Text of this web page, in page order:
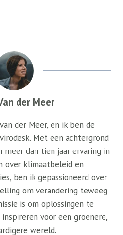
der Meer
der Meer, en ik ben de
Met een achtergrond
meer dan tien jaar ervaring in
over klimaatbeleid en
ben ik gepassioneerd over
om verandering teweeg
is om oplossingen te
voor een groenere,
wereld.